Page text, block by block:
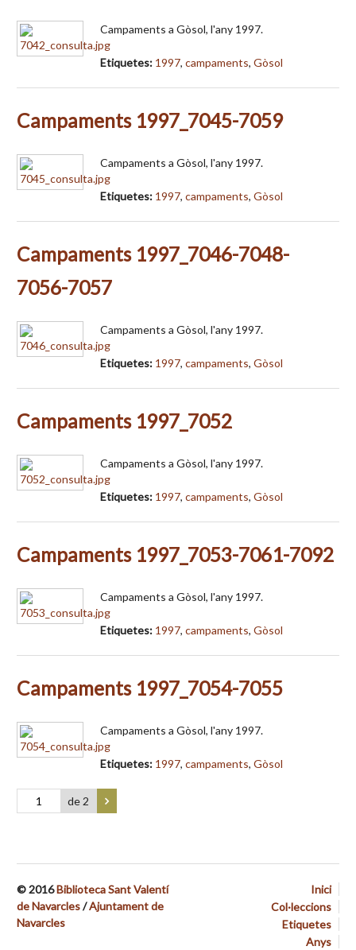
Campaments a Gòsol, l'any 1997.
Etiquetes: 1997, campaments, Gòsol
Campaments 1997_7045-7059
Campaments a Gòsol, l'any 1997.
Etiquetes: 1997, campaments, Gòsol
Campaments 1997_7046-7048-
7056-7057
Campaments a Gòsol, l'any 1997.
Etiquetes: 1997, campaments, Gòsol
Campaments 1997_7052
Campaments a Gòsol, l'any 1997.
Etiquetes: 1997, campaments, Gòsol
Campaments 1997_7053-7061-7092
Campaments a Gòsol, l'any 1997.
Etiquetes: 1997, campaments, Gòsol
Campaments 1997_7054-7055
Campaments a Gòsol, l'any 1997.
Etiquetes: 1997, campaments, Gòsol
de 2
Inici
Col·leccions
Etiquetes
Anys
© 2016Biblioteca Sant Valentí
de Navarcles/Ajuntament de
Navarcles